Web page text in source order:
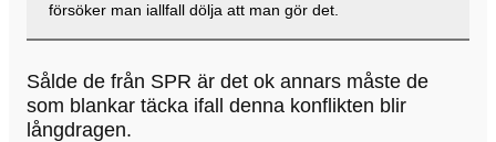
försöker man iallfall dölja att man gör det.
Sålde de från SPR är det ok annars måste de
som blankar täcka ifall denna konflikten blir
långdragen.